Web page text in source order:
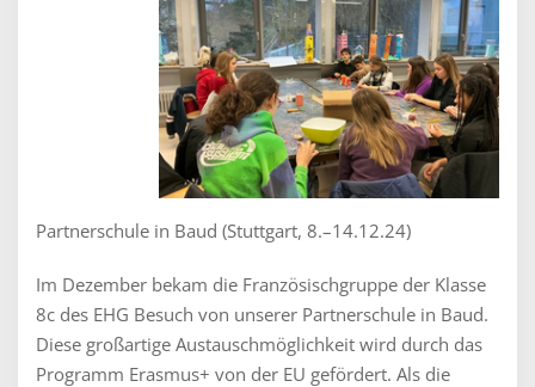
Partnerschule in Baud (Stuttgart, 8.–14.12.24)
Im Dezember bekam die Französischgruppe der Klasse
8c des EHG Besuch von unserer Partnerschule in Baud.
Diese großartige Austauschmöglichkeit wird durch das
Programm Erasmus+ von der EU gefördert. Als die